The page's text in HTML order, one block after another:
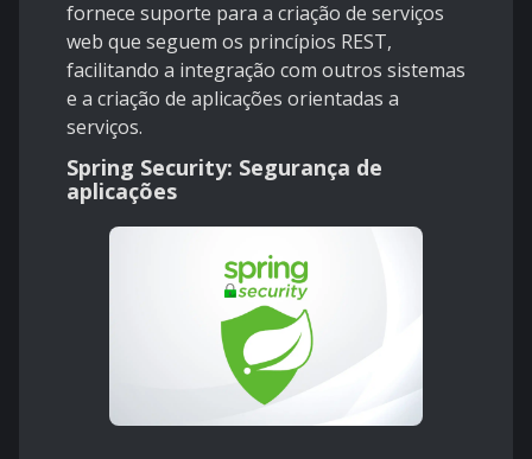
fornece suporte para a criação de serviços
web que seguem os princípios REST,
facilitando a integração com outros sistemas
e a criação de aplicações orientadas a
serviços.
Spring Security: Segurança de
aplicações